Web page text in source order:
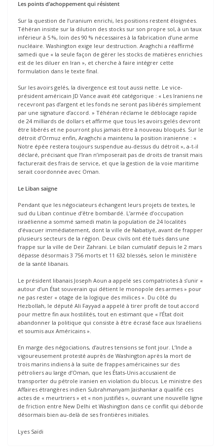
Les points d’achoppement qui résistent
Sur la question de l’uranium enrichi, les positions restent éloignées.
Téhéran insiste sur la dilution des stocks sur son propre sol, à un taux
inférieur à 5 %, loin des 90 % nécessaires à la fabrication d’une arme
nucléaire. Washington exige leur destruction. Araghchi a réaffirmé
samedi que « la seule façon de gérer les stocks de matières enrichies
est de les diluer en Iran », et cherche à faire intégrer cette
formulation dans le texte final.
Sur les avoirs gelés, la divergence est tout aussi nette. Le vice-
président américain JD Vance avait été catégorique : « Les Iraniens ne
recevront pas d’argent et les fonds ne seront pas libérés simplement
par une signature d’accord. » Téhéran réclame le déblocage rapide
de 24 milliards de dollars et affirme que tous les avoirs gelés devront
être libérés et ne pourront plus jamais être à nouveau bloqués. Sur le
détroit d’Ormuz enfin, Araghchi a maintenu la position iranienne : «
Notre épée restera toujours suspendue au-dessus du détroit », a-t-il
déclaré, précisant que l’Iran n’imposerait pas de droits de transit mais
facturerait des frais de service, et que la gestion de la voie maritime
serait coordonnée avec Oman.
Le Liban saigne
Pendant que les négociateurs échangent leurs projets de textes, le
sud du Liban continue d’être bombardé. L’armée d’occupation
israélienne a sommé samedi matin la population de 24 localités
d’évacuer immédiatement, dont la ville de Nabatiyé, avant de frapper
plusieurs secteurs de la région. Deux civils ont été tués dans une
frappe sur la ville de Deir Zahrani. Le bilan cumulatif depuis le 2 mars
dépasse désormais 3 756 morts et 11 632 blessés, selon le ministère
de la santé libanais.
Le président libanais Joseph Aoun a appelé ses compatriotes à s’unir «
autour d’un État souverain qui détient le monopole des armes » pour
ne pas rester « otage de la logique des milices ». Du côté du
Hezbollah, le député Ali Fayyad a appelé à tirer profit de tout accord
pour mettre fin aux hostilités, tout en estimant que « l’État doit
abandonner la politique qui consiste à être écrasé face aux Israéliens
et soumis aux Américains ».
En marge des négociations, d’autres tensions se font jour. L’Inde a
vigoureusement protesté auprès de Washington après la mort de
trois marins indiens à la suite de frappes américaines sur des
pétroliers au large d’Oman, que les États-Unis accusaient de
transporter du pétrole iranien en violation du blocus. Le ministre des
Affaires étrangères indien Subrahmanyam Jaishankar a qualifié ces
actes de « meurtriers » et « non justifiés », ouvrant une nouvelle ligne
de friction entre New Delhi et Washington dans ce conflit qui déborde
désormais bien au-delà de ses frontières initiales.
Lyes Saïdi